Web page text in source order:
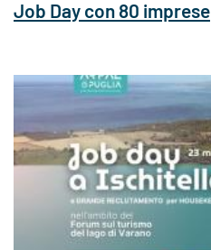
Job Day con 80 imprese